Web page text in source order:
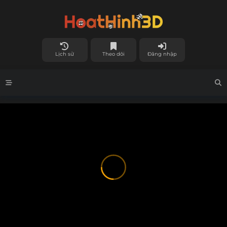
Lịch sử Theo dõi Đăng nhập